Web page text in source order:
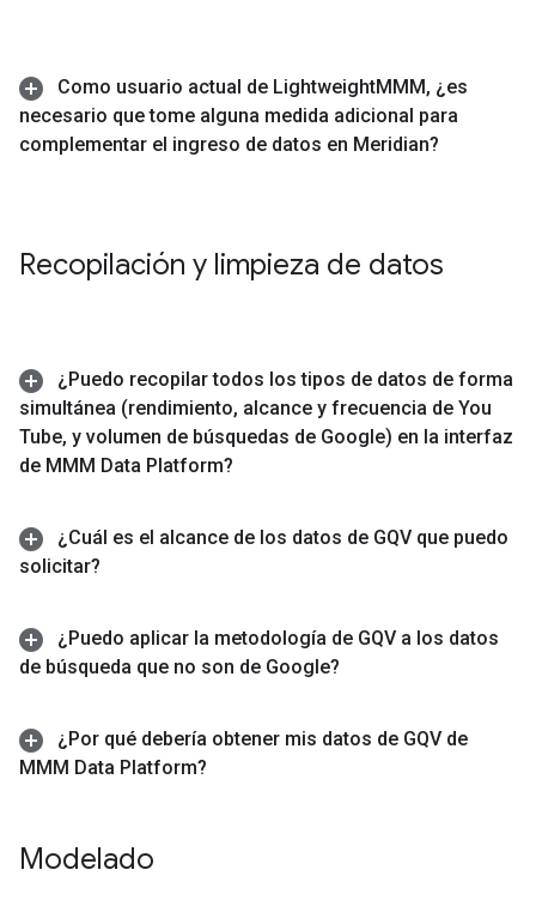
Como usuario actual de LightweightMMM, ¿es
necesario que tome alguna medida adicional para
complementar el ingreso de datos en Meridian?
Recopilación y limpieza de datos
¿Puedo recopilar todos los tipos de datos de forma
simultánea (rendimiento, alcance y frecuencia de You
Tube, y volumen de búsquedas de Google) en la interfaz
de MMM Data Platform?
¿Cuál es el alcance de los datos de GQV que puedo
solicitar?
¿Puedo aplicar la metodología de GQV a los datos
de búsqueda que no son de Google?
¿Por qué debería obtener mis datos de GQV de
MMM Data Platform?
Modelado